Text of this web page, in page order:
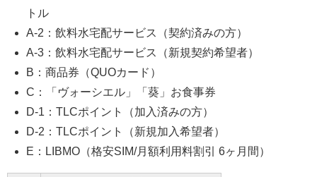
トル
A-2：飲料水宅配サービス（契約済みの方）
A-3：飲料水宅配サービス（新規契約希望者）
B：商品券（QUOカード）
C：「ヴォーシエル」「葵」お食事券
D-1：TLCポイント（加入済みの方）
D-2：TLCポイント（新規加入希望者）
E：LIBMO（格安SIM/月額利用料割引 6ヶ月間）